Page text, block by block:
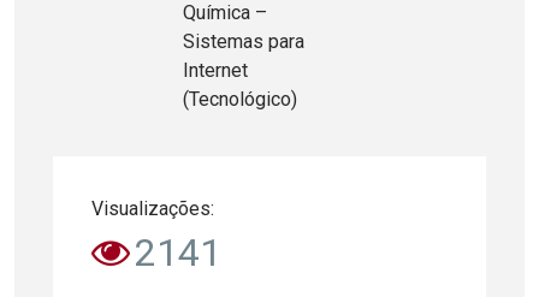
Química –
Sistemas para
Internet
(Tecnológico)
Visualizações:
2141